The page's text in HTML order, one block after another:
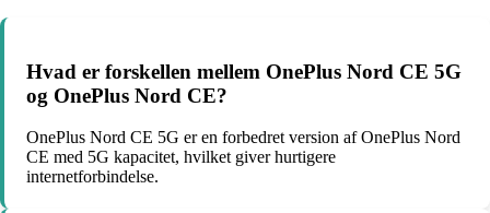
Hvad er forskellen mellem OnePlus Nord CE 5G
og OnePlus Nord CE?
OnePlus Nord CE 5G er en forbedret version af OnePlus Nord
CE med 5G kapacitet, hvilket giver hurtigere
internetforbindelse.